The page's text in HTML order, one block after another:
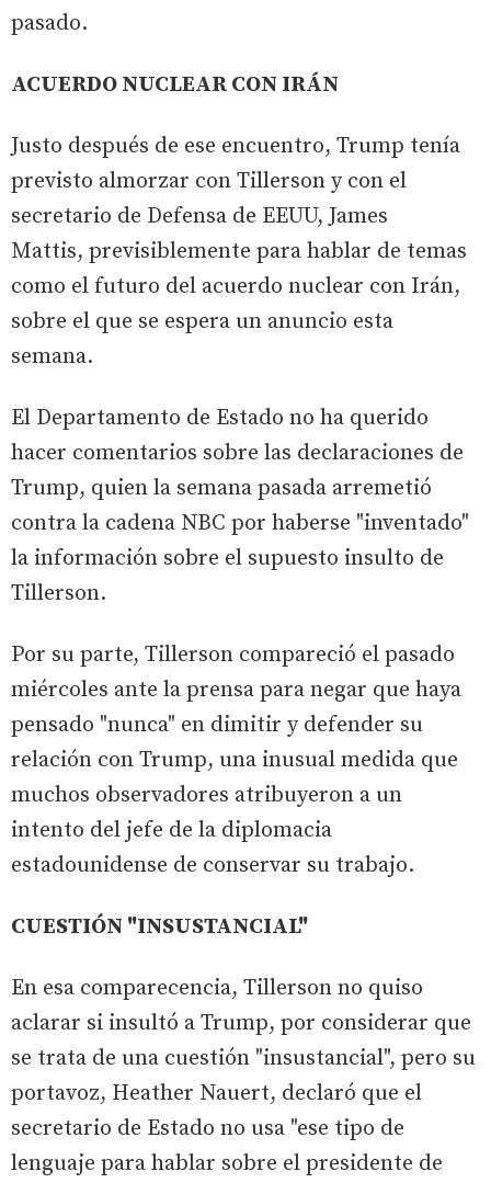
pasado.
ACUERDO NUCLEAR CON IRÁN
Justo después de ese encuentro, Trump tenía
previsto almorzar con Tillerson y con el
secretario de Defensa de EEUU, James
Mattis, previsiblemente para hablar de temas
como el futuro del acuerdo nuclear con Irán,
sobre el que se espera un anuncio esta
semana.
El Departamento de Estado no ha querido
hacer comentarios sobre las declaraciones de
Trump, quien la semana pasada arremetió
contra la cadena NBC por haberse "inventado"
la información sobre el supuesto insulto de
Tillerson.
Por su parte, Tillerson compareció el pasado
miércoles ante la prensa para negar que haya
pensado "nunca" en dimitir y defender su
relación con Trump, una inusual medida que
muchos observadores atribuyeron a un
intento del jefe de la diplomacia
estadounidense de conservar su trabajo.
CUESTIÓN "INSUSTANCIAL"
En esa comparecencia, Tillerson no quiso
aclarar si insultó a Trump, por considerar que
se trata de una cuestión "insustancial", pero su
portavoz, Heather Nauert, declaró que el
secretario de Estado no usa "ese tipo de
lenguaje para hablar sobre el presidente de